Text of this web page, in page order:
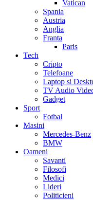
Vatican
Spania
Austria
Anglia
Franta
Paris
Tech
Cripto
Telefoane
Laptop si
TV Audio
Gadget
Sport
Fotbal
Masini
Mercedes-Benz
BMW
Oameni
Savanti
Filosofi
Medici
Lideri
Politicieni